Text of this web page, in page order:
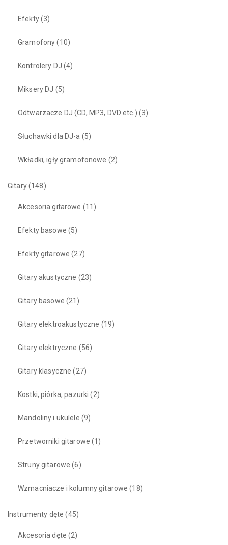
Efekty(3)
Gramofony(10)
Kontrolery DJ (4)
Miksery DJ (5)
Odtwarzacze DJ (CD, MP3, DVD etc.) (3)
Słuchawki dla DJ-a (5)
Wkładki, igły gramofonowe (2)
Gitary(148)
Akcesoria gitarowe (11)
Efekty basowe (5)
Efekty gitarowe (27)
Gitary akustyczne (23)
Gitary basowe (21)
Gitary elektroakustyczne (19)
Gitary elektryczne (56)
Gitary klasyczne (27)
Kostki, piórka, pazurki (2)
Mandoliny i ukulele (9)
Przetworniki gitarowe (1)
Struny gitarowe (6)
Wzmacniacze i kolumny gitarowe (18)
Instrumenty dęte (45)
Akcesoria dęte (2)